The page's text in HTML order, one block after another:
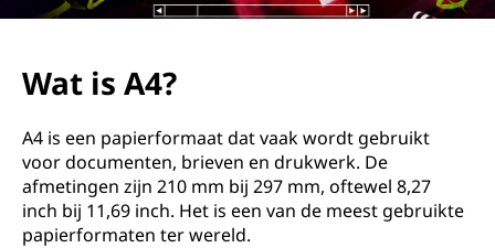
Wat is A4?
A4 is een papierformaat dat vaak wordt gebruikt
voor documenten, brieven en drukwerk. De
afmetingen zijn 210 mm bij 297 mm, oftewel 8,27
inch bij 11,69 inch. Het is een van de meest gebruikte
papierformaten ter wereld.